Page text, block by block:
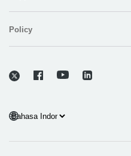
Policy